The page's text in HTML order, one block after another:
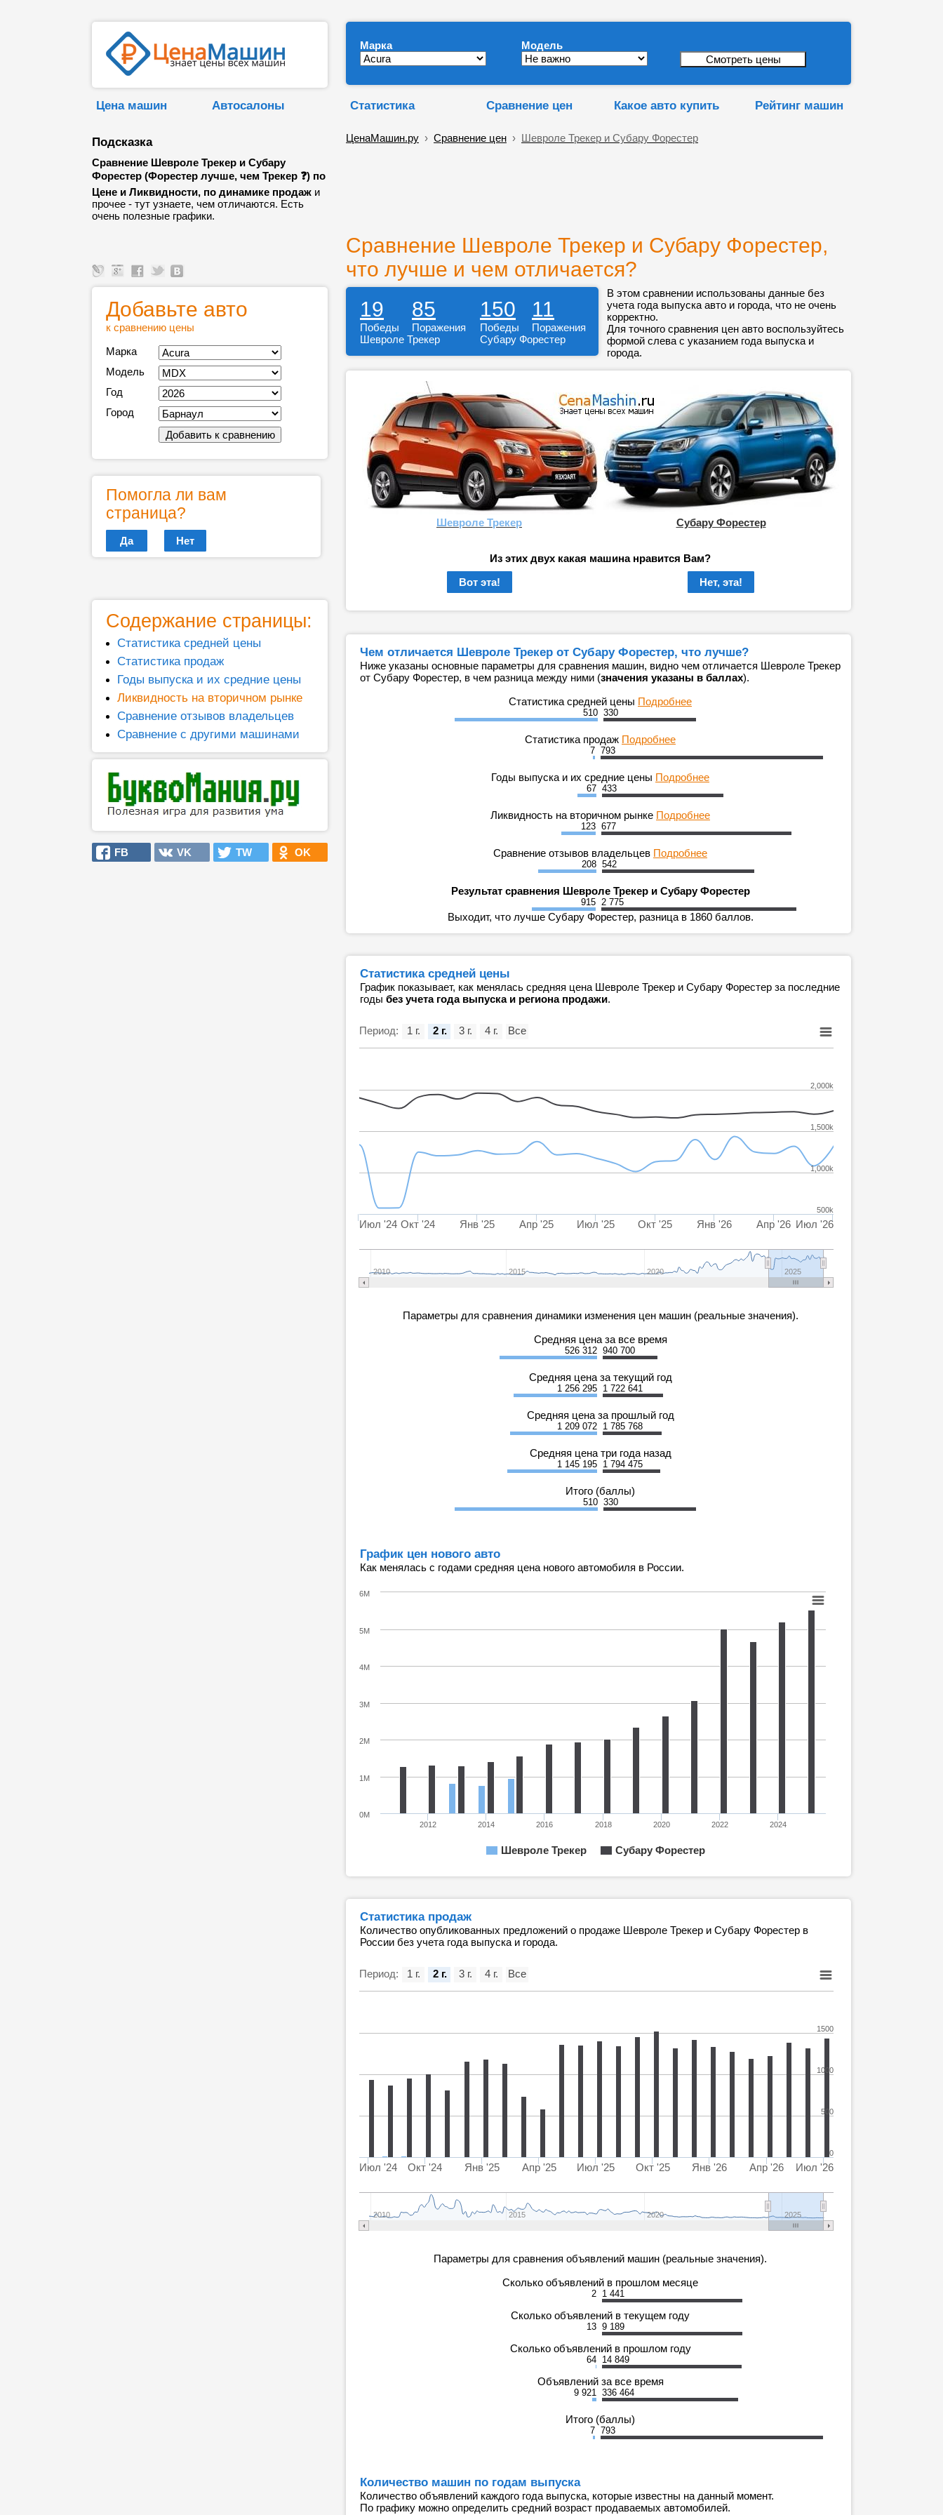
Марка Модель
Цена машин Автосалоны Статистика Сравнение цен Какое авто купить Рейтинг машин
Подсказка
Сравнение Шевроле Трекер и Субару
Форестер (Форестер лучше, чем Трекер ❓) по
Цене и Ликвидности, по динамике продаж и
прочее - тут узнаете, чем отличаются. Есть
очень полезные графики.
ЦенаМашин.ру › Сравнение цен › Шевроле Трекер и Субару Форестер
Сравнение Шевроле Трекер и Субару Форестер,
что лучше и чем отличается?
Добавьте авто
к сравнению цены
Марка
Модель
Год
Город
Помогла ли вам
страница?
Да Нет
Содержание страницы:
Статистика средней цены
Статистика продаж
Годы выпуска и их средние цены
Ликвидность на вторичном рынке
Сравнение отзывов владельцев
Сравнение с другими машинами
FB VK TW OK
19 85 150 11
Победы Поражения Победы
Поражения
Шевроле Трекер
Субару Форестер
В этом сравнении использованы данные без
учета года выпуска авто и города, что не очень
корректно.
Для точного сравнения цен авто воспользуйтесь
формой слева с указанием года выпуска и
города.
Шевроле Трекер Субару Форестер
Из этих двух какая машина нравится Вам?
Вот эта!
Нет, эта!
Чем отличается Шевроле Трекер от Субару Форестер, что лучше?
Ниже указаны основные параметры для сравнения машин, видно чем отличается Шевроле Трекер
от Субару Форестер, в чем разница между ними (значения указаны в баллах).
Статистика средней цены Подробнее
510 330
Статистика продаж Подробнее
7 793
Годы выпуска и их средние цены Подробнее
67 433
Ликвидность на вторичном рынке Подробнее
123 677
Сравнение отзывов владельцев Подробнее
208 542
Результат сравнения Шевроле Трекер и Субару Форестер
915 2 775
Выходит, что лучше Субару Форестер, разница в 1860 баллов.
Статистика средней цены
График показывает, как менялась средняя цена Шевроле Трекер и Субару Форестер за последние
годы без учета года выпуска и региона продажи.
Период:
Июл '24 Окт '24 Янв '25 Апр '25 Июл '25 Окт '25 Янв '26 Апр '26 Июл '26
2010 2015 2020 2025
500k
1,000k
1,500k
2,000k
1 г. 2 г. 3 г. 4 г. Все
Параметры для сравнения динамики изменения цен машин (реальные значения).
Средняя цена за все время
526 312 940 700
Средняя цена за текущий год
1 256 295 1 722 641
Средняя цена за прошлый год
1 209 072 1 785 768
Средняя цена три года назад
1 145 195 1 794 475
Итого (баллы)
510 330
График цен нового авто
Как менялась с годами средняя цена нового автомобиля в России.
Шевроле Трекер Субару Форестер
2012 2014 2016 2018 2020 2022 2024
0M
1M
2M
3M
4M
5M
6M
Статистика продаж
Количество опубликованных предложений о продаже Шевроле Трекер и Субару Форестер в
России без учета года выпуска и города.
Период:
Июл '24 Окт '24 Янв '25 Апр '25 Июл '25 Окт '25 Янв '26 Апр '26 Июл '26
2010 2015 2020 2025
0
500
1000
1500
1 г. 2 г. 3 г. 4 г. Все
Параметры для сравнения объявлений машин (реальные значения).
Сколько объявлений в прошлом месяце
2 1 441
Сколько объявлений в текущем году
13 9 189
Сколько объявлений в прошлом году
64 14 849
Объявлений за все время
9 921 336 464
Итого (баллы)
7 793
Количество машин по годам выпуска
Количество объявлений каждого года выпуска, которые известны на данный момент.
По графику можно определить средний возраст продаваемых автомобилей.